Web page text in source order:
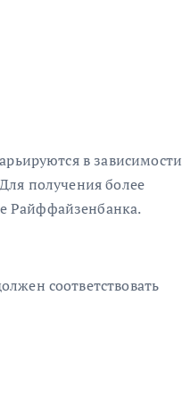
в зависимости
получения более
Райффайзенбанка.
соответствовать